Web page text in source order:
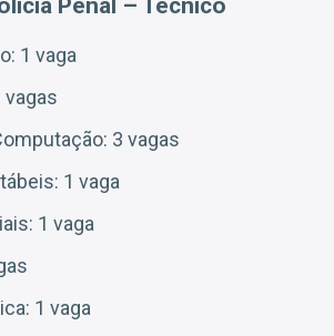
Penal – Técnico
1 vaga
vagas
3 vagas
1 vaga
1 vaga
1 vaga